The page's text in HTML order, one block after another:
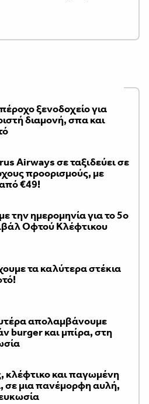
ξενοδοχείο για
διαμονή, σπα και
Airways σε ταξιδεύει σε
προορισμούς, με
€49!
την ημερομηνία για το 5ο
Οφτού Κλέφτικου
τα καλύτερα στέκια
απολαμβάνουμε
burger και μπίρα, στη
κλέφτικο και παγωμένη
σε μια πανέμορφη αυλή,